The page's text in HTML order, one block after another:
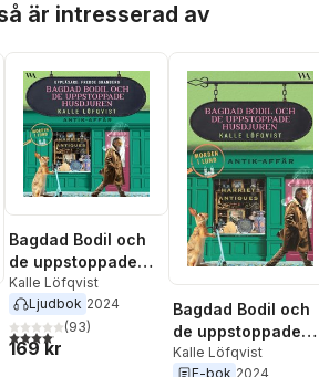
är intresserad av
Bagdad Bodil och
de uppstoppade
husdjuren
Kalle Löfqvist
Ljudbok 2024
4,1utav 5 stjärnor. Totalt antal röster:
(93)
169 kr
Bagdad Bodil och
de uppstoppade
husdjuren
Kalle Löfqvist
E-bok 2024